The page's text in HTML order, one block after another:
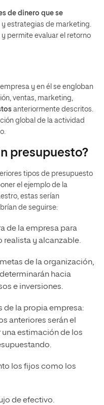
de dinero que se
y estrategias de marketing.
permite evaluar el retorno
y en él se engloban
ventas, marketing,
anteriormente descritos.
global de la actividad
presupuesto?
tipos de presupuesto
el ejemplo de la
estas serían
de seguirse:
de la empresa para
realista y alcanzable.
de la organización,
hacia
e inversiones.
de la propia empresa:
anteriores serán el
estimación de los
los fijos como los
de efectivo.